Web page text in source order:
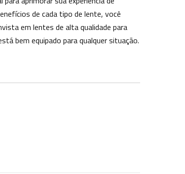
de cada tipo de lente, você
em lentes de alta qualidade para
bem equipado para qualquer situação.